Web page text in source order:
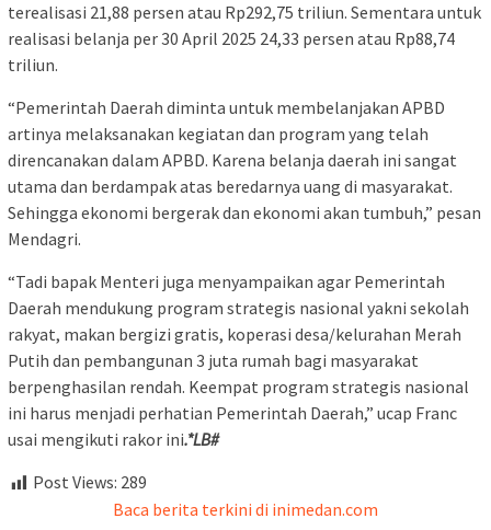
terealisasi 21,88 persen atau Rp292,75 triliun. Sementara untuk
realisasi belanja per 30 April 2025 24,33 persen atau Rp88,74
triliun.
“Pemerintah Daerah diminta untuk membelanjakan APBD
artinya melaksanakan kegiatan dan program yang telah
direncanakan dalam APBD. Karena belanja daerah ini sangat
utama dan berdampak atas beredarnya uang di masyarakat.
Sehingga ekonomi bergerak dan ekonomi akan tumbuh,” pesan
Mendagri.
“Tadi bapak Menteri juga menyampaikan agar Pemerintah
Daerah mendukung program strategis nasional yakni sekolah
rakyat, makan bergizi gratis, koperasi desa/kelurahan Merah
Putih dan pembangunan 3 juta rumah bagi masyarakat
berpenghasilan rendah. Keempat program strategis nasional
ini harus menjadi perhatian Pemerintah Daerah,” ucap Franc
usai mengikuti rakor ini.*LB#
Post Views: 289
Baca berita terkini di inimedan.com